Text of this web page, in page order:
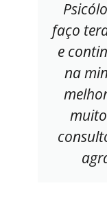
faço
e
na